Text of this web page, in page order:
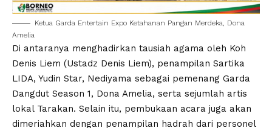
Ketua Garda Entertain Expo Ketahanan Pangan Merdeka, Dona
Amelia
Di antaranya menghadirkan tausiah agama oleh Koh
Denis Liem (Ustadz Denis Liem), penampilan Sartika
LIDA, Yudin Star, Nediyama sebagai pemenang Garda
Dangdut Season 1, Dona Amelia, serta sejumlah artis
lokal Tarakan. Selain itu, pembukaan acara juga akan
dimeriahkan dengan penampilan hadrah dari personel